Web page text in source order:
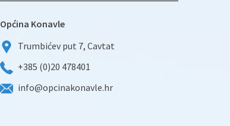
Općina Konavle
Trumbićev put 7, Cavtat
+385 (0)20 478401
info@opcinakonavle.hr